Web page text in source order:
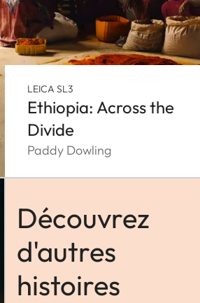
LEICA SL3
Ethiopia: Across the
Divide
Paddy Dowling
Découvrez
d'autres
histoires